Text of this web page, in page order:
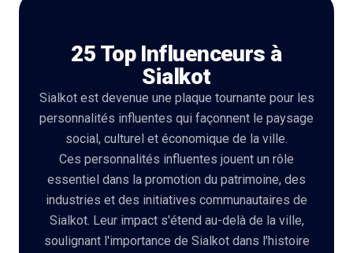
Outils25 Top Influenceurs à
Sialkot
Sialkot est devenue une plaque tournante pour les
personnalités influentes qui façonnent le paysage
social, culturel et économique de la ville.
Ces personnalités influentes jouent un rôle
essentiel dans la promotion du patrimoine, des
industries et des initiatives communautaires de
Sialkot. Leur impact s'étend au-delà de la ville,
soulignant l'importance de Sialkot dans l'histoire